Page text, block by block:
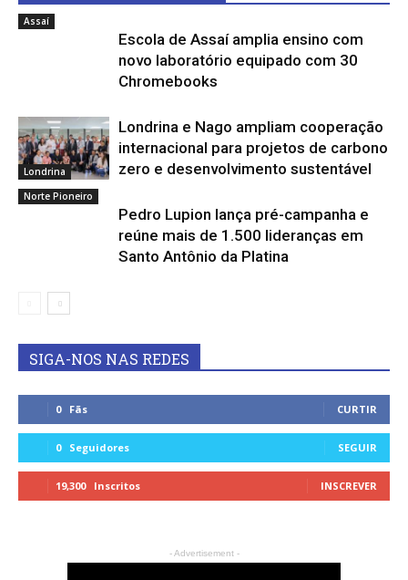
Assaí
Escola de Assaí amplia ensino com
novo laboratório equipado com 30
Chromebooks
Londrina
Londrina e Nago ampliam cooperação
internacional para projetos de carbono
zero e desenvolvimento sustentável
Norte Pioneiro
Pedro Lupion lança pré-campanha e
reúne mais de 1.500 lideranças em
Santo Antônio da Platina
SIGA-NOS NAS REDES
0 Fãs CURTIR
0 Seguidores SEGUIR
19,300 Inscritos INSCREVER
- Advertisement -